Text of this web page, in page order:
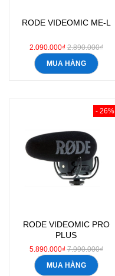
RODE VIDEOMIC ME-L
2.090.000₫2.890.000₫
MUA HÀNG
- 26%
RODE VIDEOMIC PRO
PLUS
5.890.000₫7.990.000₫
MUA HÀNG